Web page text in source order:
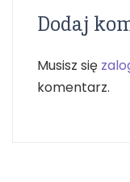
Dodaj
Musisz się
komentarz.